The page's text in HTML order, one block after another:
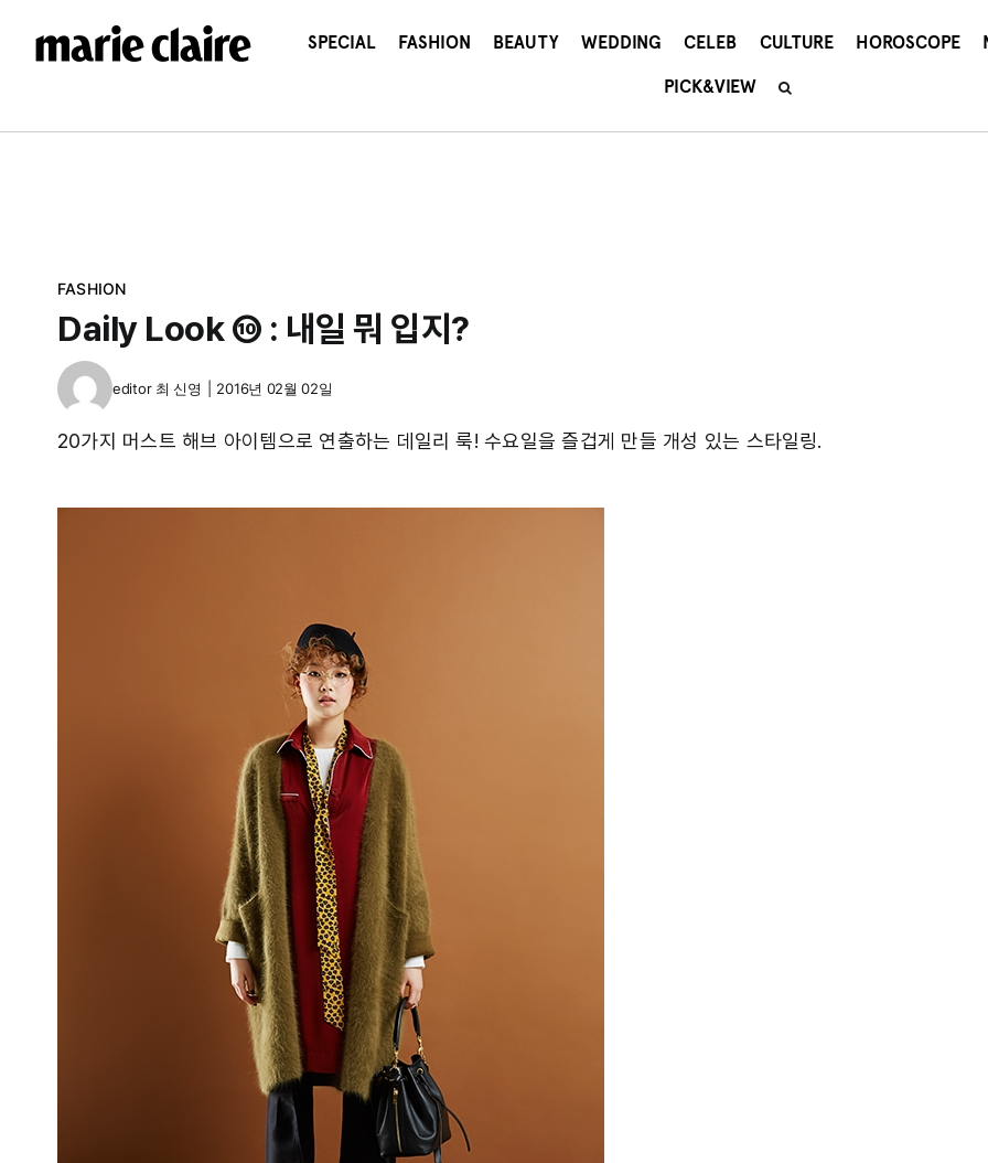
건
SPECIAL FASHION BEAUTY WEDDING CELEB CULTURE HOROSCOPE
PICK&VIEW
FASHION
Daily Look ⑩ : 내일 뭐 입지?
editor 최 신영 2016년 02월 02일
20가지 머스트 해브 아이템으로 연출하는 데일리 룩! 수요일을 즐겁게 만들 개성 있는 스타일링.